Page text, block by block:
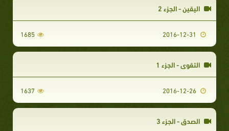
اليقين - الجزء 2
1685
التقوى - الجزء 1
1637
الصدق - الجزء 3